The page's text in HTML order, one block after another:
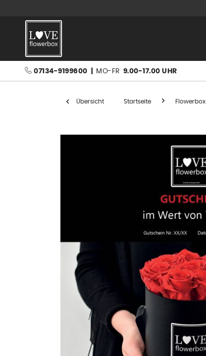
07134-9199600 MO-FR 9.00-17.00 UHR
Übersicht Startseite Flowerbox